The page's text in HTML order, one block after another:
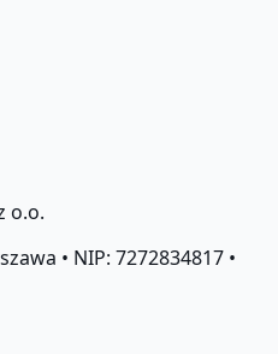
o.o.
• NIP: 7272834817 •